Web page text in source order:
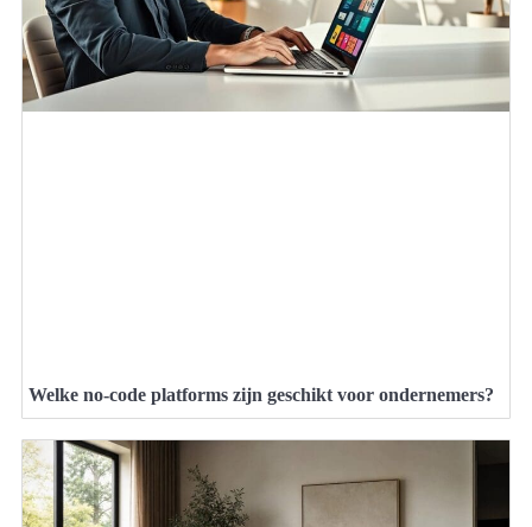
Welke no-code platforms zijn geschikt voor ondernemers?